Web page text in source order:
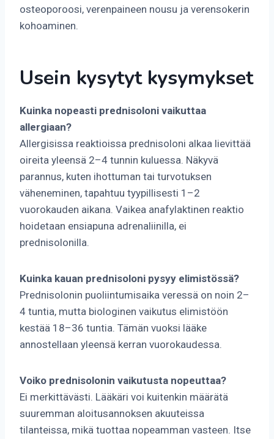
osteoporoosi, verenpaineen nousu ja verensokerin
kohoaminen.
Usein kysytyt kysymykset
Kuinka nopeasti prednisoloni vaikuttaa
allergiaan?
Allergisissa reaktioissa prednisoloni alkaa lievittää
oireita yleensä 2–4 tunnin kuluessa. Näkyvä
parannus, kuten ihottuman tai turvotuksen
väheneminen, tapahtuu tyypillisesti 1–2
vuorokauden aikana. Vaikea anafylaktinen reaktio
hoidetaan ensiapuna adrenaliinilla, ei
prednisolonilla.
Kuinka kauan prednisoloni pysyy elimistössä?
Prednisolonin puoliintumisaika veressä on noin 2–
4 tuntia, mutta biologinen vaikutus elimistöön
kestää 18–36 tuntia. Tämän vuoksi lääke
annostellaan yleensä kerran vuorokaudessa.
Voiko prednisolonin vaikutusta nopeuttaa?
Ei merkittävästi. Lääkäri voi kuitenkin määrätä
suuremman aloitusannoksen akuuteissa
tilanteissa, mikä tuottaa nopeamman vasteen. Itse